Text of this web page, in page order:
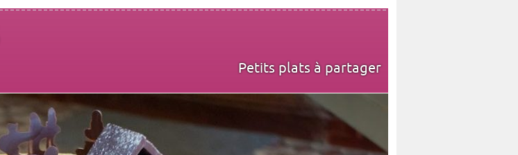
Petits plats à partager